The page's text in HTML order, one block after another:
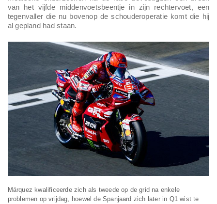
van het vijfde middenvoetsbeentje in zijn rechtervoet, een
tegenvaller die nu bovenop de schouderoperatie komt die hij
al gepland had staan.
Márquez kwalificeerde zich als tweede op de grid na enkele
problemen op vrijdag, hoewel de Spanjaard zich later in Q1 wist te